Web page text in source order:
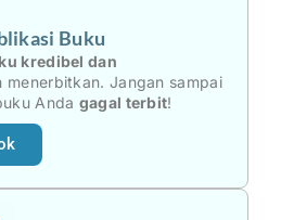
Buku
kredibel dan
menerbitkan. Jangan sampai
Anda gagal terbit!